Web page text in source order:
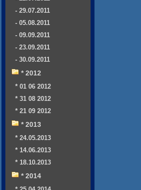
- 29.07.2011
- 05.08.2011
- 09.09.2011
- 23.09.2011
- 30.09.2011
* 2012
* 01 06 2012
* 31 08 2012
* 21 09 2012
* 2013
* 24.05.2013
* 14.06.2013
* 18.10.2013
* 2014